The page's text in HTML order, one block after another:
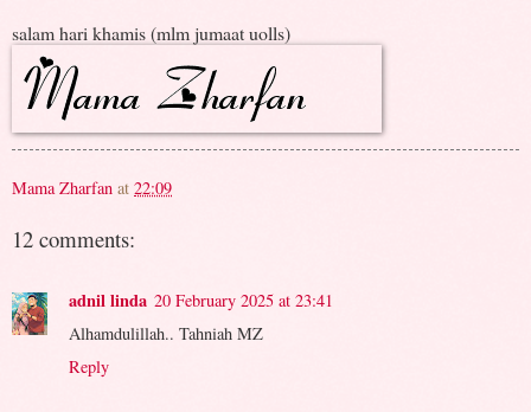
salam hari khamis (mlm jumaat uolls)
Mama Zharfan at 22:09
12 comments:
adnil linda 20 February 2025 at 23:41
Alhamdulillah.. Tahniah MZ
Reply